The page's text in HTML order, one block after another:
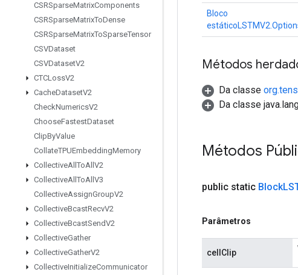
CSRSparseMatrixComponents
CSRSparseMatrixToDense
CSRSparseMatrixToSparseTensor
CSVDataset
CSVDatasetV2
CTCLossV2
CacheDatasetV2
CheckNumericsV2
ChooseFastestDataset
ClipByValue
CollateTPUEmbeddingMemory
CollectiveAll ToAll V2
CollectiveAll ToAll V3
CollectiveAssignGroupV2
CollectiveBcastRecvV2
CollectiveBcastSendV2
CollectiveGather
CollectiveGatherV2
CollectiveInitializeCommunicator
Bloco
Métodos
Da classe
Da classe
Métodos
public static Block
Parâmetros
cellClip